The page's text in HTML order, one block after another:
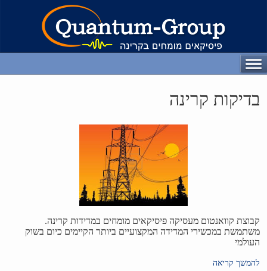
בדיקות קרינה
קבוצת קוואנטום מעסיקה פיסיקאים מומחים במדידות קרינה.
משתמשת במכשירי המדידה המקצועיים ביותר הקיימים כיום בשוק
העולמי
להמשך קריאה